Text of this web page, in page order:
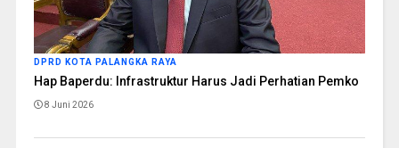
DPRD KOTA PALANGKA RAYA
Hap Baperdu: Infrastruktur Harus Jadi Perhatian Pemko
8 Juni 2026